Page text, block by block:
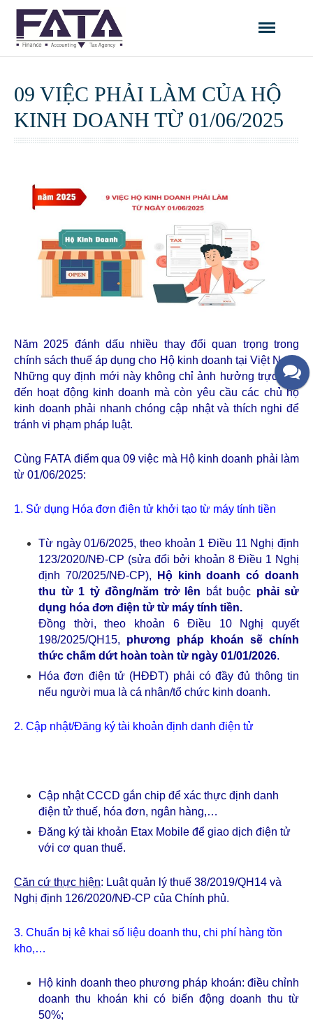
Dịch vụ Đại lý thuế
Dịch vụ Kế toán
Dịch vụ Kiểm toán
Dịch vụ Thẩm định giá
Tư vấn Quản trị Doanh
nghiệp
Tin tức
Tin FATA
Tin cộng đồng
Văn bản PL về Thuế
Văn bản PL về Thuế
TNDN
Văn bản PL về Thuế
khác
Văn bản PL về Tiền
lương, Lao động, BHXH
Mẫu biểu tham khảo
CÔNG TY TNHH KẾ TOÁN TÀI
09 VIỆC PHẢI LÀM CỦA HỘ
KINH DOANH TỪ 01/06/2025
Năm 2025 đánh dấu nhiều thay đổi quan trọng trong
chính sách thuế áp dụng cho Hộ kinh doanh tại Việt Nam.
Những quy định mới này không chỉ ảnh hưởng trực tiếp
đến hoạt động kinh doanh mà còn yêu cầu các chủ hộ
kinh doanh phải nhanh chóng cập nhật và thích nghi để
tránh vi phạm pháp luật.
Cùng FATA điểm qua 09 việc mà Hộ kinh doanh phải làm
từ 01/06/2025:
1. Sử dụng Hóa đơn điện tử khởi tạo từ máy tính tiền
Từ ngày 01/6/2025, theo khoản 1 Điều 11 Nghị định
123/2020/NĐ-CP (sửa đổi bởi khoản 8 Điều 1 Nghị
định 70/2025/NĐ-CP),
Hộ kinh doanh có doanh
thu từ 1 tỷ đồng/năm trở lên bắt buộc phải sử
dụng hóa đơn điện tử từ máy tính tiền.
Đồng thời, theo khoản 6 Điều 10 Nghị quyết
198/2025/QH15, phương pháp khoán sẽ chính
thức chấm dứt hoàn toàn từ ngày 01/01/2026.
Hóa đơn điện tử (HĐĐT) phải có đầy đủ thông tin
nếu người mua là cá nhân/tổ chức kinh doanh.
2. Cập nhật/Đăng ký tài khoản định danh điện tử
Cập nhật CCCD gắn chip để xác thực định danh
điện tử thuế, hóa đơn, ngân hàng,…
Đăng ký tài khoản Etax Mobile để giao dịch điện tử
với cơ quan thuế.
Căn cứ thực hiện: Luật quản lý thuế 38/2019/QH14 và
Nghị định 126/2020/NĐ-CP của Chính phủ.
3. Chuẩn bị kê khai số liệu doanh thu, chi phí hàng tồn
kho,…
Hộ kinh doanh theo phương pháp khoán: điều chỉnh
doanh thu khoán khi có biến động doanh thu từ
50%;